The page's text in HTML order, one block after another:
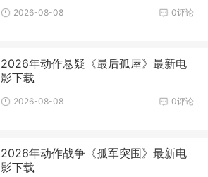
0评论
2026-08-08
2026年动作悬疑《最后孤屋》最新电
影下载
0评论
2026-08-08
2026年动作战争《孤军突围》最新电
影下载